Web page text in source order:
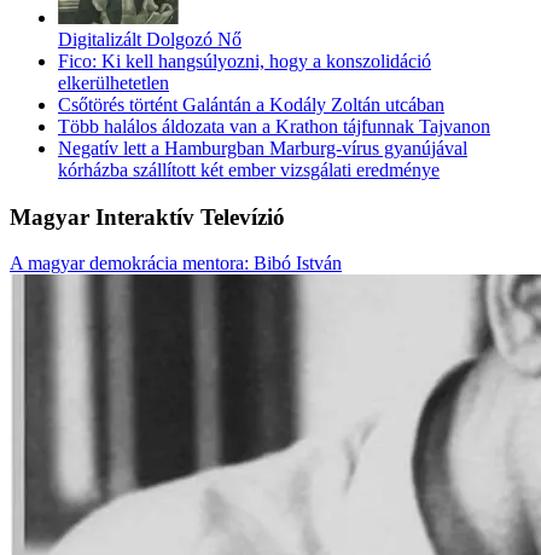
Digitalizált Dolgozó Nő
Fico: Ki kell hangsúlyozni, hogy a konszolidáció
elkerülhetetlen
Csőtörés történt Galántán a Kodály Zoltán utcában
Több halálos áldozata van a Krathon tájfunnak Tajvanon
Negatív lett a Hamburgban Marburg-vírus gyanújával
kórházba szállított két ember vizsgálati eredménye
Magyar Interaktív Televízió
A magyar demokrácia mentora: Bibó István